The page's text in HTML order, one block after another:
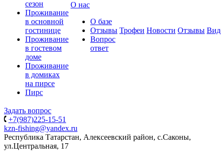
сезон
Проживание
в основной
гостинице
Проживание
в гостевом
доме
Проживание
в домиках
на пирсе
Пирс
О нас
О базе
Отзывы
Вопрос
ответ
Трофеи Новости Отзывы
Задать вопрос
+7(987)225-15-51
kzn-fishing@yandex.ru
Республика Татарстан, Алексеевский район, с.Саконы,
ул.Центральная, 17